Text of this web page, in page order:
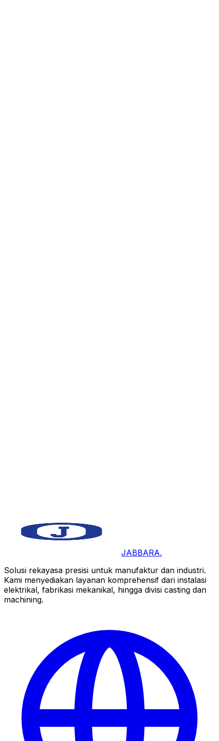
JABBARA.
Solusi rekayasa presisi untuk manufaktur dan industri.
Kami menyediakan layanan komprehensif dari instalasi
elektrikal, fabrikasi mekanikal, hingga divisi casting dan
machining.